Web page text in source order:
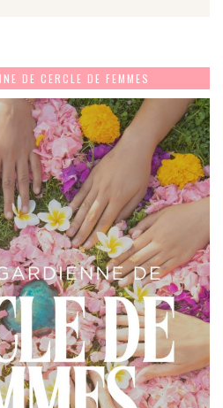
DE CERCLE DE FEMMES